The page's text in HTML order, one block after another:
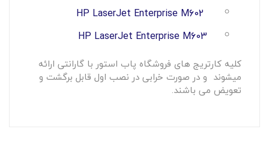
HP LaserJet Enterprise M602
HP LaserJet Enterprise M603
کلیه کارتریج های فروشگاه پاب استور با گارانتی ارائه
میشوند و در صورت خرابی در نصب اول قابل برگشت و
تعویض می باشند.